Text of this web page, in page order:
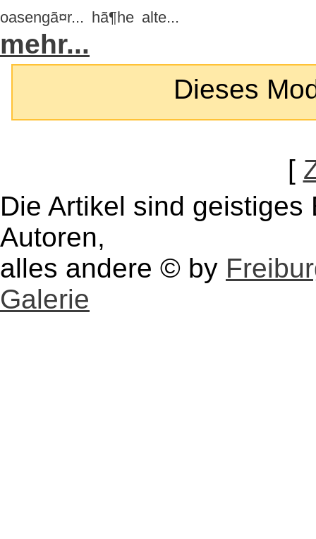
oasengã¤r... hã¶he alte...
mehr...
Dieses
[
Die Artikel sind
Autoren,
alles andere © by
Galerie